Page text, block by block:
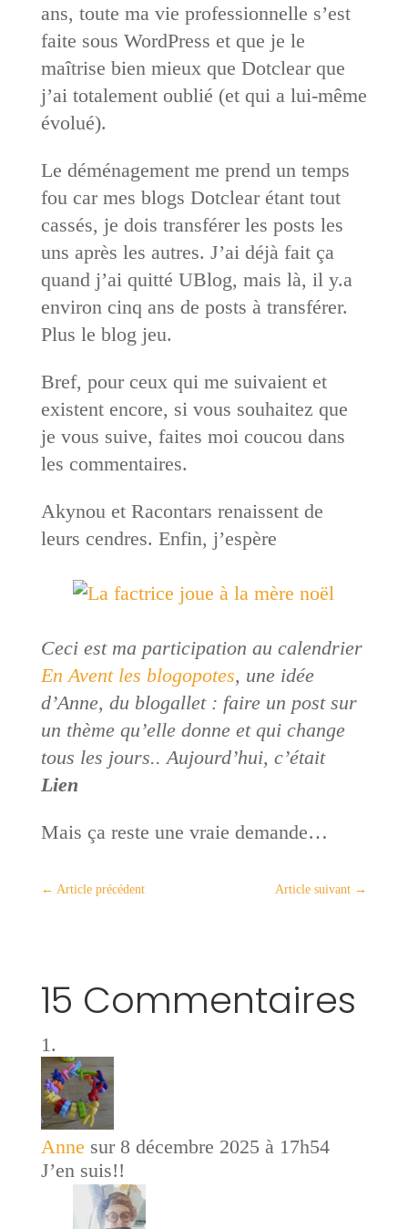
ans, toute ma vie professionnelle s’est
faite sous WordPress et que je le
maîtrise bien mieux que Dotclear que
j’ai totalement oublié (et qui a lui-même
évolué).
Le déménagement me prend un temps
fou car mes blogs Dotclear étant tout
cassés, je dois transférer les posts les
uns après les autres. J’ai déjà fait ça
quand j’ai quitté UBlog, mais là, il y.a
environ cinq ans de posts à transférer.
Plus le blog jeu.
Bref, pour ceux qui me suivaient et
existent encore, si vous souhaitez que
je vous suive, faites moi coucou dans
les commentaires.
Akynou et Racontars renaissent de
leurs cendres. Enfin, j’espère
Ceci est ma participation au calendrier
En Avent les blogopotes, une idée
d’Anne, du blogallet : faire un post sur
un thème qu’elle donne et qui change
tous les jours.. Aujourd’hui, c’était
Lien
Mais ça reste une vraie demande…
← Article précédent Article suivant →
15 Commentaires
Anne sur 8 décembre 2025 à 17h54
J’en suis!!